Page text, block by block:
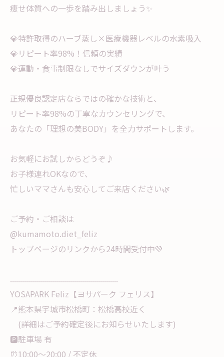
痩せ体質への一歩を踏み出しましょう✨
💎特許取得のハーブ蒸し×医療機器レベルの水素吸入
💎リピート率98%！信頼の実績
💎運動・食事制限なしでサイズダウンが叶う
正規優良認定店ならではの確かな技術と、
リピート率98%の丁寧なカウンセリングで、
あなたの「理想の美BODY」を全力サポートします。
お気軽にお試しからどうぞ♪
お子様連れOKなので、
忙しいママさんも安心してご来店ください🌿
ご予約・ご相談は
@kumamoto.diet_feliz
トップページのリンクから24時間受付中💚
......................................................
YOSAPARK Feliz【ヨサパーク フェリス】
📍熊本県宇城市松橋町：松橋高校近く
(詳細はご予約確定後にお知らせいたします)
🅿️駐車場 有
⏰10:00〜20:00 / 不定休